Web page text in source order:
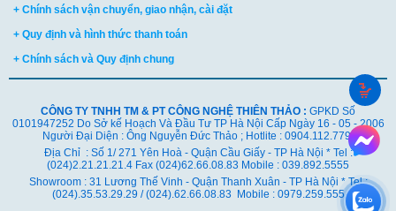
+ Chính sách vận chuyển, giao nhận, cài đặt
+ Quy định và hình thức thanh toán
+ Chính sách và Quy định chung
CÔNG TY TNHH TM & PT CÔNG NGHỆ THIÊN THẢO : GPKD Số
0101947252 Do Sở kế Hoạch Và Đầu Tư TP Hà Nội Cấp Ngày 16 - 05 - 2006
Người Đại Diện : Ông Nguyễn Đức Thảo ; Hotlite : 0904.112.779
Địa Chỉ : Số 1/ 271 Yên Hoà - Quận Cầu Giấy - TP Hà Nội * Tel :
(024)2.21.21.21.4 Fax (024)62.66.08.83 Mobile : 039.892.5555
Showroom : 31 Lương Thế Vinh - Quận Thanh Xuân - TP Hà Nội * Tel :
(024).35.53.29.29 / (024).62.66.08.83 Mobile : 0979.259.555